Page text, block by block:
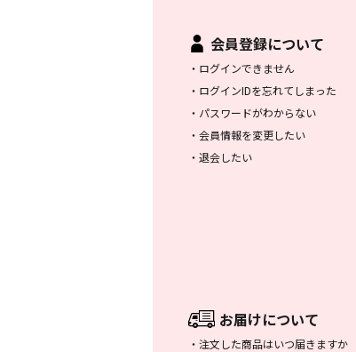
会員登録について
・ ログインできません
・ ログインIDを忘れてしまった
・ パスワードがわからない
・ 会員情報を変更したい
・ 退会したい
お届けについて
・ 注文した商品はいつ届きますか